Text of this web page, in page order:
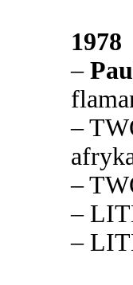
1978
–
–
–
–
–